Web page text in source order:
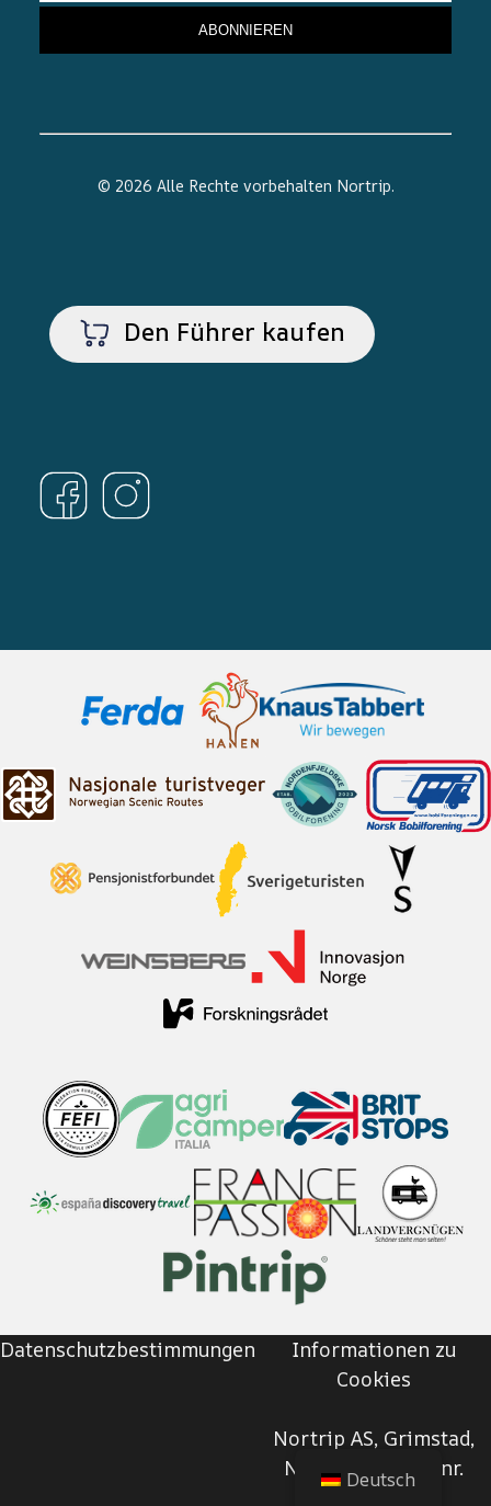
© 2026 Alle Rechte vorbehalten Nortrip.
Den Führer kaufen
Datenschutzbestimmungen
Informationen zu
Cookies
Nortrip AS, Grimstad,
Norwegen | Org.nr.
Deutsch